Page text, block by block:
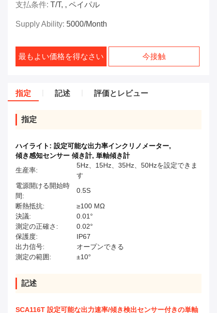
支払条件: T/T, , ペイパル
Supply Ability: 5000/month
最もよい価格を得なさい 今接触
指定 記述 評価とレビュー
指定
ハイライト: 設定可能な出力率インクリノメーター,
傾き感知センサー 傾き計, 単軸傾き計
生産率:
5Hz、15Hz、35Hz、50Hzを設定できま
す
電源開ける開始時
間:
0.5S
断熱抵抗:
≥100 MΩ
決議:
0.01°
測定の正確さ:
0.02°
保護度:
IP67
出力信号:
オープンできる
測定の範囲:
±10°
記述
SCA116T 設定可能な出力速率/傾き検出センサー付きの単軸